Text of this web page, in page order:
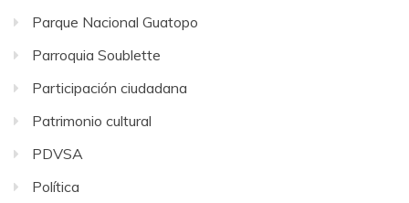
Parque Nacional Guatopo
Parroquia Soublette
Participación ciudadana
Patrimonio cultural
PDVSA
Política